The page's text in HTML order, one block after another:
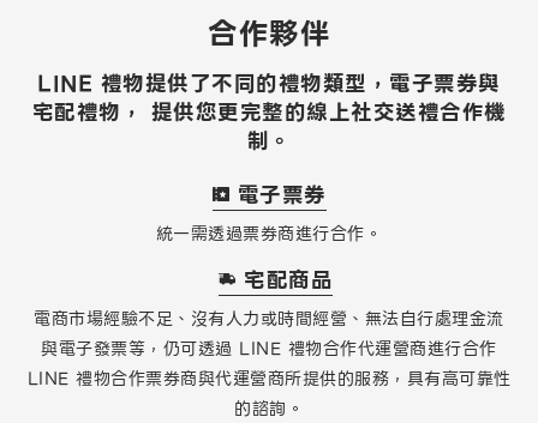
合作夥伴
LINE 禮物提供了不同的禮物類型，電子票券與
宅配禮物， 提供您更完整的線上社交送禮合作機
制。
電子票券
統一需透過票券商進行合作。
宅配商品
電商市場經驗不足、沒有人力或時間經營、無法自行處理金流
與電子發票等，仍可透過 LINE 禮物合作代運營商進行合作
LINE 禮物合作票券商與代運營商所提供的服務，具有高可靠性
的諮詢。